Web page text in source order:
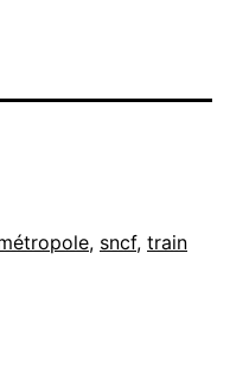
, sncf, train